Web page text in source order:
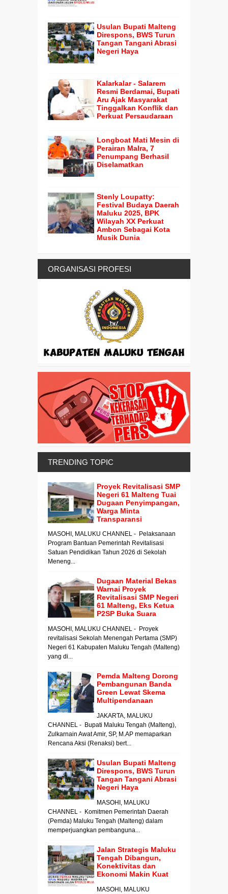
Usulan Bupati Malteng
Direspons, BWS Turun
Tangan Tangani Abrasi
Negeri Haya
Kalarkalar - Salarem
Resmi Berdamai, Bupati
Aru Ajak Masyarakat
Tinggalkan Konflik dan
Perkuat Persaudaraan
Longboat Mati Mesin di
Perairan Malra, 7
Penumpang Berhasil
Diselamatkan
Stenly Loupatty:
Festival Budaya Daerah
Maluku 2025, BPK
Wilayah XX Perkuat
Ambon Sebagai Kota
Musik Dunia
ORGANISASI PROFESI
TRENDING TOPIC
Proyek Revitalisasi SMP
Negeri 61 Malteng Tuai
Dugaan Penyimpangan,
Warga Minta
Transparansi
MASOHI, MALUKU CHANNEL - Pelaksanaan
Program Bantuan Pemerintah Revitalisasi
Satuan Pendidikan Tahun 2026 di Sekolah
Meneng...
Dugaan Material Bekas
Warnai Proyek
Revitalisasi SMP Negeri
61 Malteng, Eks Ketua
P2SP Buka Suara
MASOHI, MALUKU CHANNEL - Proyek
revitalisasi Sekolah Menengah Pertama (SMP)
Negeri 61 Kabupaten Maluku Tengah (Malteng)
yang di...
Pemda Malteng Dorong
Pembangunan Banda
Green Lewat Skema
Multipendanaan
JAKARTA, MALUKU
CHANNEL - Bupati Maluku Tengah (Malteng),
Zulkarnain Awat Amir, SP, M.AP memaparkan
Rencana Aksi (Renaksi) bert...
Usulan Bupati Malteng
Direspons, BWS Turun
Tangan Tangani Abrasi
Negeri Haya
MASOHI, MALUKU
CHANNEL - Komitmen Pemerintah Daerah
(Pemda) Maluku Tengah (Malteng) dalam
memperjuangkan pembanguna...
Jalan Strategis Maluku
Tengah Dibangun,
Konektivitas dan
Ekonomi Makin Kuat
MASOHI, MALUKU